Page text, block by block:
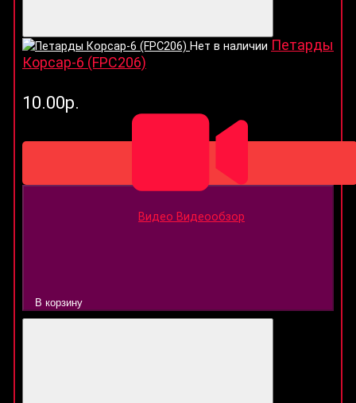
Нет в наличии Петарды
Корсар-6 (FPC206)
10.00р.
Видео Видеообзор
В корзину